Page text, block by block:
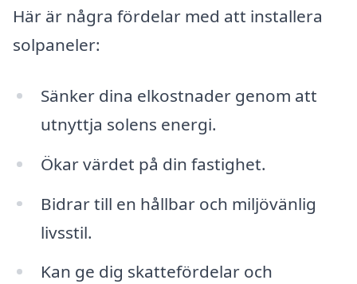
Här är några fördelar med att installera
solpaneler:
Sänker dina elkostnader genom att
utnyttja solens energi.
Ökar värdet på din fastighet.
Bidrar till en hållbar och miljövänlig
livsstil.
Kan ge dig skattefördelar och